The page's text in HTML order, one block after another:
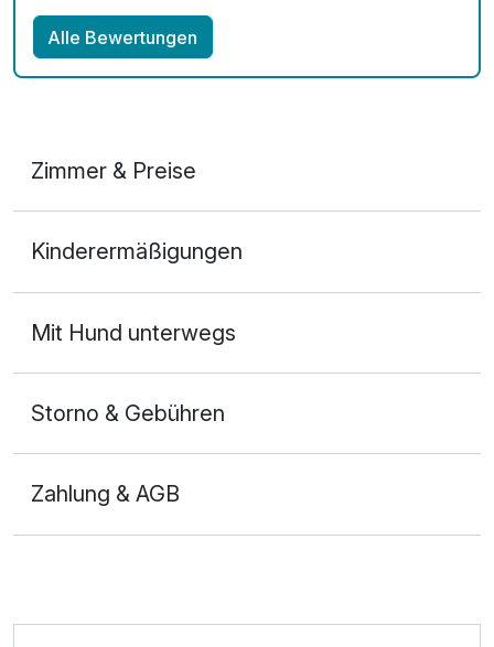
Alle Bewertungen
Zimmer & Preise
2 Erwachsene und 2 Kinder
Kinderermäßigungen
Mit Hund unterwegs
Storno & Gebühren
Zahlung & AGB